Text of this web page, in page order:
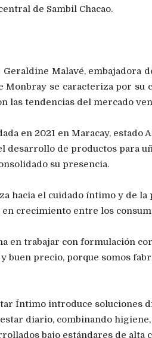
de Sambil Chacao.
Malavé, embajadora
Monbray se caracteriza por su
las tendencias del mercado
en 2021 en Maracay, estado
desarrollo de productos para
su presencia.
hacia el cuidado íntimo y de
crecimiento entre los
en trabajar con formulación
buen precio, porque somos
Íntimo introduce soluciones
diario, combinando
bajo estándares de alta